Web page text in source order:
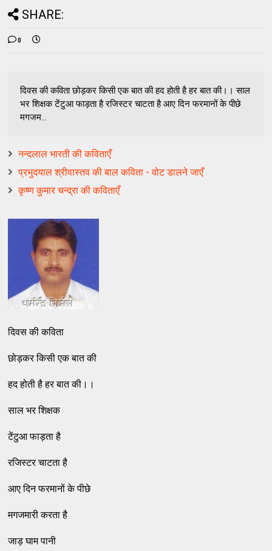
SHARE:
0
दिवस की कविता छोड़कर किसी एक बात की हद होती है हर बात की।। साल
भर शिक्षक टेंटुआ फाड़ता है रजिस्टर चाटता है आए दिन फरमानों के पीछे
मगजम...
नन्‍दलाल भारती की कविताएँ
प्रभुदयाल श्रीवास्तव की बाल कविता - वोट डालने जाएँ
कृष्ण कुमार चन्द्रा की कविताएँ
दिवस की कविता
छोड़कर किसी एक बात की
हद होती है हर बात की।।
साल भर शिक्षक
टेंटुआ फाड़ता है
रजिस्टर चाटता है
आए दिन फरमानों के पीछे
मगजमारी करता है
जाड़ घाम पानी